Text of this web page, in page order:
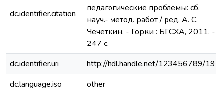
dc.identifier.citation
педагогические проблемы: сб.
науч.- метод. работ / ред. А. С.
Чечеткин. - Горки : БГСХА, 2011. -
247 с.
dc.identifier.uri
http://hdl.handle.net/123456789/192
dc.language.iso
other